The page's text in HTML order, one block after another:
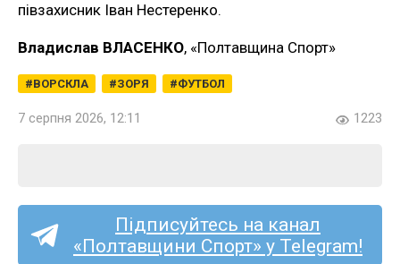
півзахисник Іван Нестеренко.
Владислав ВЛАСЕНКО, «Полтавщина Спорт»
ВОРСКЛА ЗОРЯ ФУТБОЛ
7 серпня 2026, 12:11 1223
Підписуйтесь на канал
«Полтавщини Спорт» у Telegram!